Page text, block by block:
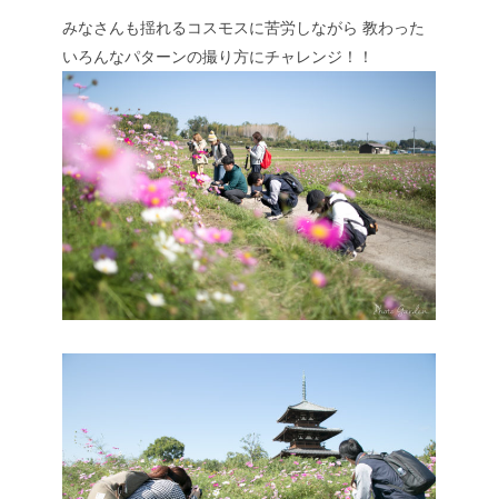
みなさんも揺れるコスモスに苦労しながら 教わった
いろんなパターンの撮り方にチャレンジ！！